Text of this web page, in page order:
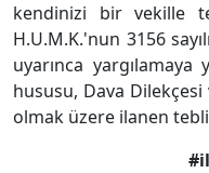
kendinizi bir vekille
H.U.M.K.'nun 3156
uyarınca
hususu, Dava
olmak üzere ilanen